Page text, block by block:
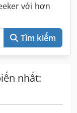
với hơn
Tìm kiếm
nhất: